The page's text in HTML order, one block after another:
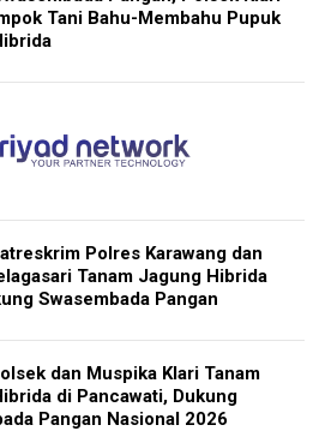
Tani Bahu-Membahu Pupuk
Polres Karawang dan
Tanam Jagung Hibrida
Swasembada Pangan
dan Muspika Klari Tanam
di Pancawati, Dukung
Pangan Nasional 2026